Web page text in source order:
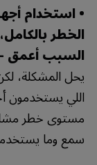
• استخدام
الخطر
السبب
يحل المشكلة،
اللي يستخدمون
مستوى خطر
سمع وما